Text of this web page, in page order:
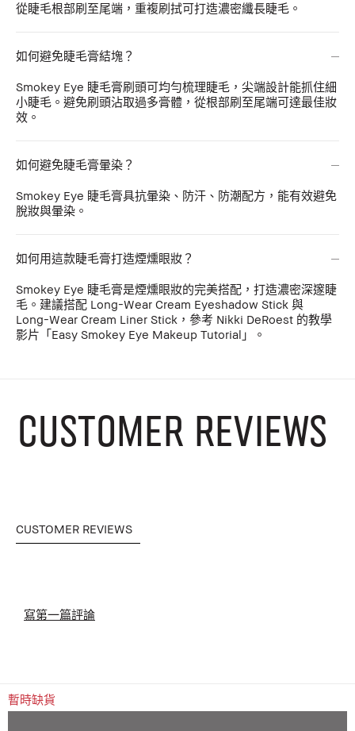
從睫毛根部刷至尾端，重複刷拭可打造濃密纖長睫毛。
如何避免睫毛膏結塊？
Smokey Eye 睫毛膏刷頭可均勻梳理睫毛，尖端設計能抓住細
小睫毛。避免刷頭沾取過多膏體，從根部刷至尾端可達最佳妝
效。
如何避免睫毛膏暈染？
Smokey Eye 睫毛膏具抗暈染、防汗、防潮配方，能有效避免
脫妝與暈染。
如何用這款睫毛膏打造煙燻眼妝？
Smokey Eye 睫毛膏是煙燻眼妝的完美搭配，打造濃密深邃睫
毛。建議搭配 Long-Wear Cream Eyeshadow Stick 與
Long-Wear Cream Liner Stick，參考 Nikki DeRoest 的教學
影片「Easy Smokey Eye Makeup Tutorial」。
CUSTOMER REVIEWS
CUSTOMER REVIEWS
寫第一篇評論
暫時缺貨